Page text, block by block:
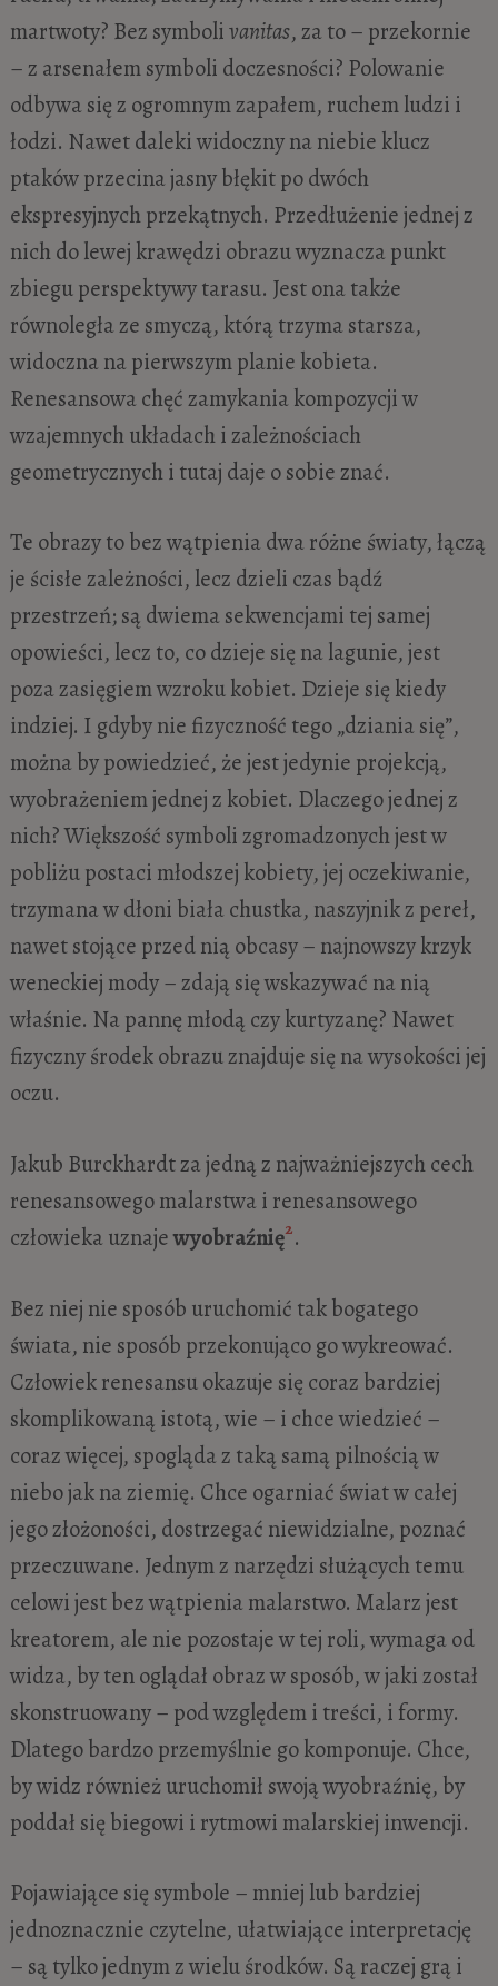
martwoty? Bez symbolivanitas, za to – przekornie
– z arsenałem symboli doczesności? Polowanie
odbywa się z ogromnym zapałem, ruchem ludzi i
łodzi. Nawet daleki widoczny na niebie klucz
ptaków przecina jasny błękit po dwóch
ekspresyjnych przekątnych. Przedłużenie jednej z
nich do lewej krawędzi obrazu wyznacza punkt
zbiegu perspektywy tarasu. Jest ona także
równoległa ze smyczą, którą trzyma starsza,
widoczna na pierwszym planie kobieta.
Renesansowa chęć zamykania kompozycji w
wzajemnych układach i zależnościach
geometrycznych i tutaj daje o sobie znać.
Te obrazy to bez wątpienia dwa różne światy, łączą
je ścisłe zależności, lecz dzieli czas bądź
przestrzeń; są dwiema sekwencjami tej samej
opowieści, lecz to, co dzieje się na lagunie, jest
poza zasięgiem wzroku kobiet. Dzieje się kiedy
indziej. I gdyby nie fizyczność tego „dziania się”,
można by powiedzieć, że jest jedynie projekcją,
wyobrażeniem jednej z kobiet. Dlaczego jednej z
nich? Większość symboli zgromadzonych jest w
pobliżu postaci młodszej kobiety, jej oczekiwanie,
trzymana w dłoni biała chustka, naszyjnik z pereł,
nawet stojące przed nią obcasy – najnowszy krzyk
weneckiej mody – zdają się wskazywać na nią
właśnie. Na pannę młodą czy kurtyzanę? Nawet
fizyczny środek obrazu znajduje się na wysokości jej
oczu.
Jakub Burckhardt za jedną z najważniejszych cech
renesansowego malarstwa i renesansowego
człowieka uznajewyobraźnię2.
Bez niej nie sposób uruchomić tak bogatego
świata, nie sposób przekonująco go wykreować.
Człowiek renesansu okazuje się coraz bardziej
skomplikowaną istotą, wie – i chce wiedzieć –
coraz więcej, spogląda z taką samą pilnością w
niebo jak na ziemię. Chce ogarniać świat w całej
jego złożoności, dostrzegać niewidzialne, poznać
przeczuwane. Jednym z narzędzi służących temu
celowi jest bez wątpienia malarstwo. Malarz jest
kreatorem, ale nie pozostaje w tej roli, wymaga od
widza, by ten oglądał obraz w sposób, w jaki został
skonstruowany – pod względem i treści, i formy.
Dlatego bardzo przemyślnie go komponuje. Chce,
by widz również uruchomił swoją wyobraźnię, by
poddał się biegowi i rytmowi malarskiej inwencji.
Pojawiające się symbole – mniej lub bardziej
jednoznacznie czytelne, ułatwiające interpretację
– są tylko jednym z wielu środków. Są raczej grą i